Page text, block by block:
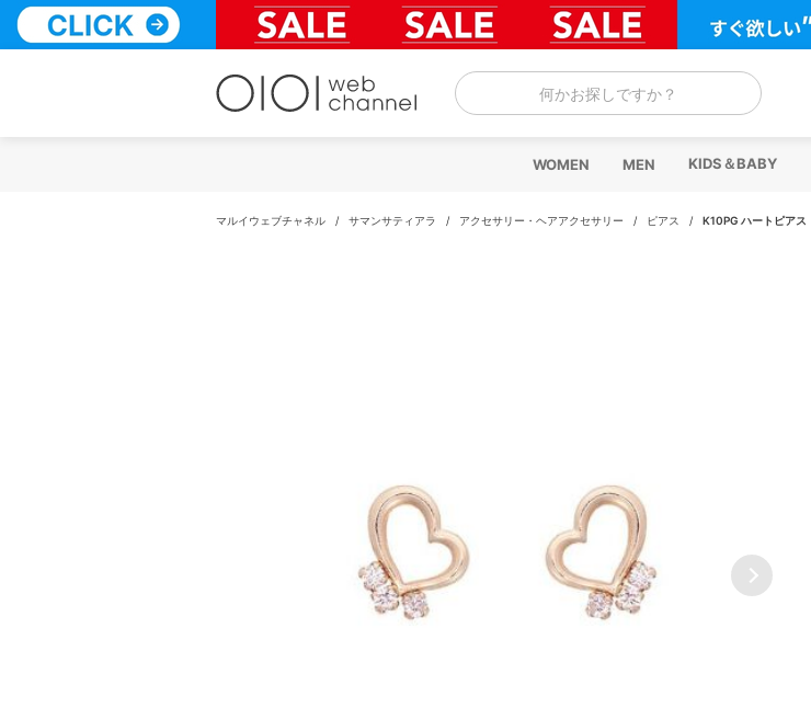
テ
何かお探しですか？
WOMEN MEN KIDS＆BABY
マルイウェブチャネル / サマンサティアラ / アクセサリー・ヘアアクセサリー / ピアス / K10PG ハートピアス